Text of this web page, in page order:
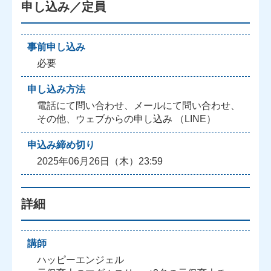
申し込み／定員
事前申し込み
必要
申し込み方法
電話にて問い合わせ、メールにて問い合わせ、
その他、ウェブからの申し込み （LINE）
申込み締め切り
2025年06月26日（木）23:59
詳細
講師
ハッピーエンジェル